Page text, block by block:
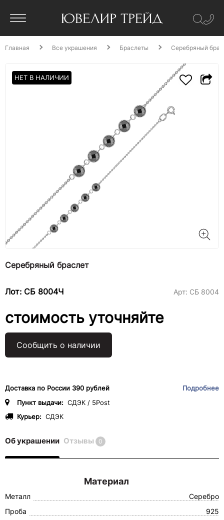
Главная Все украшения Браслеты Серебряный
НЕТ В НАЛИЧИИ
Серебряный браслет
Лот: СБ 8004Ч Арт: СБ 8004
стоимость уточняйте
Сообщить о наличии
Доставка по России 390 рублей
Подробнее
Пункт выдачи: СДЭК / 5Post
Курьер: СДЭК
Об украшении Отзывы 0
Материал
Металл
Серебро
Проба
925